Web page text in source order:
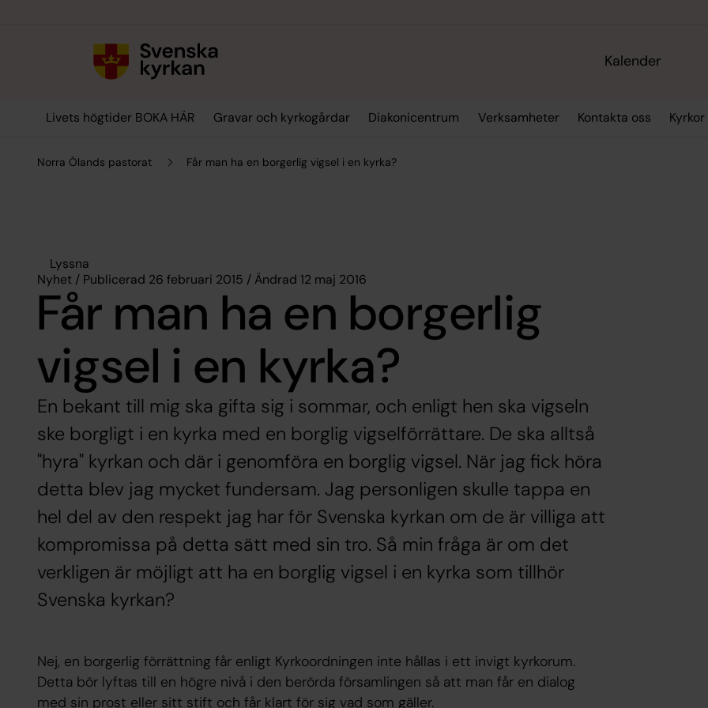
Kalender
Livets högtider BOKA HÄR Gravar och kyrkogårdar Diakonicentrum Verksamheter Kontakta oss
Norra Ölands pastorat Får man ha en borgerlig vigsel i en kyrka?
Lyssna
Nyhet / Publicerad 26 februari 2015 / Ändrad 12 maj 2016
Får man ha en borgerlig
vigsel i en kyrka?
En bekant till mig ska gifta sig i sommar, och enligt hen ska vigseln
ske borgligt i en kyrka med en borglig vigselförrättare. De ska alltså
"hyra" kyrkan och där i genomföra en borglig vigsel. När jag fick höra
detta blev jag mycket fundersam. Jag personligen skulle tappa en
hel del av den respekt jag har för Svenska kyrkan om de är villiga att
kompromissa på detta sätt med sin tro. Så min fråga är om det
verkligen är möjligt att ha en borglig vigsel i en kyrka som tillhör
Svenska kyrkan?
Nej, en borgerlig förrättning får enligt Kyrkoordningen inte hållas i ett invigt kyrkorum.
Detta bör lyftas till en högre nivå i den berörda församlingen så att man får en dialog
med sin prost eller sitt stift och får klart för sig vad som gäller.